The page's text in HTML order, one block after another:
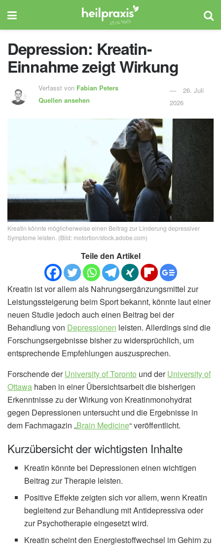
Depression: Kreatin-
Einnahme zeigt Wirkung
Verfasst von Fabian Peters
Quellen ansehen
26. Juli
2026
Kreatin könnte möglicherweise einen Beitrag zur Linderung depressiver
Symptome leisten. (Bild: motortion/stock.adobe.com)
Teile den Artikel
Kreatin ist vor allem als Nahrungsergänzungsmittel zur
Leistungssteigerung beim Sport bekannt, könnte laut einer
neuen Studie jedoch auch einen Beitrag bei der
Behandlung von Depressionen leisten. Allerdings sind die
Forschungsergebnisse bisher zu widersprüchlich, um
entsprechende Empfehlungen auszusprechen.
Forschende derUniversity of Toronto und derUniversity of
Ottawa haben in einer Übersichtsarbeit die bisherigen
Erkenntnisse zu der Wirkung von Kreatinmonohydrat
gegen Depressionen untersucht und die Ergebnisse in
dem Fachmagazin „Brain Medicine“ veröffentlicht.
Kurzübersicht der wichtigsten Inhalte
Kreatin könnte bei Depressionen einen wichtigen
Beitrag zur Therapie leisten.
Positive Effekte zeigten sich vor allem, wenn Kreatin
begleitend zur Behandlung mit Antidepressiva oder
zur Psychotherapie eingesetzt wird.
Kreatin scheint den Energiestoffwechsel im Gehirn zu